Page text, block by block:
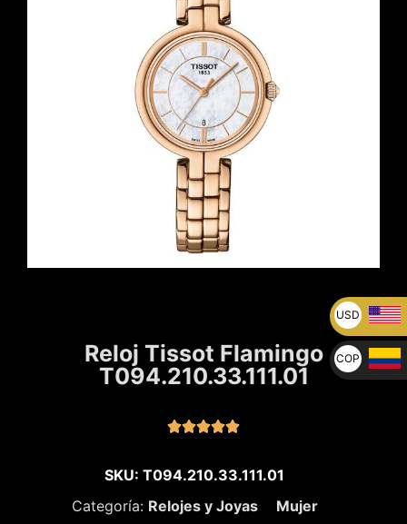
Reloj Tissot Flamingo
T094.210.33.111.01

SKU: T094.210.33.111.01
Categoría: Relojes y Joyas
Mujer
USD
U$
COP
$